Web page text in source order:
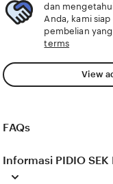
strategi harian
gaya terverifikasi
dan
Anda, kami
pembelian
terms
View
FAQs
Informasi PIDIO SEK